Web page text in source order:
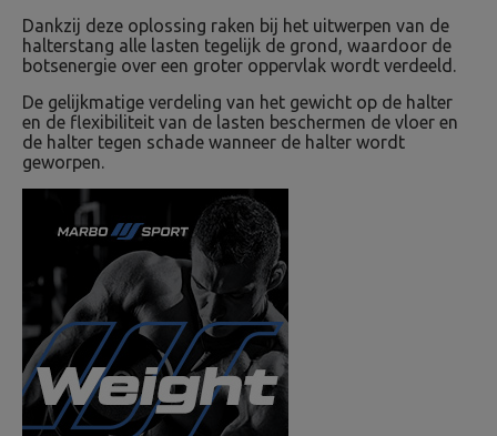
Dankzij deze oplossing raken bij het uitwerpen van de
halterstang alle lasten tegelijk de grond, waardoor de
botsenergie over een groter oppervlak wordt verdeeld.
De gelijkmatige verdeling van het gewicht op de halter
en de flexibiliteit van de lasten beschermen de vloer en
de halter tegen schade wanneer de halter wordt
geworpen.